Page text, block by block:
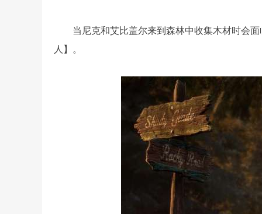
当尼克和艾比盖尔来到森林中收集木材时会
人】。